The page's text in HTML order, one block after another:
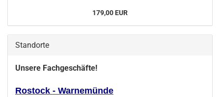
179,00 EUR
Standorte
Unsere Fachgeschäfte!
Rostock - Warnemünde